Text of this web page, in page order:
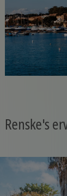
Renske's